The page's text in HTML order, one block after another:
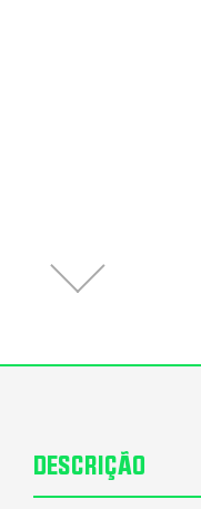
DESCRIÇÃO